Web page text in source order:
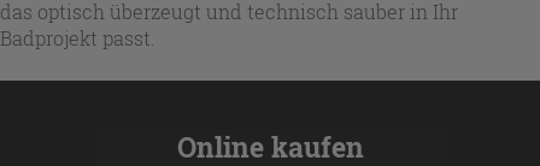
das optisch überzeugt und technisch sauber in Ihr
Badprojekt passt.
Online kaufen